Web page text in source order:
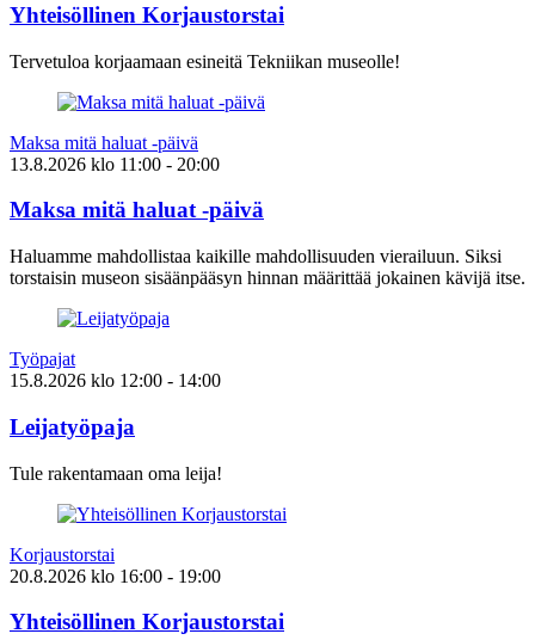
Yhteisöllinen Korjaustorstai
Tervetuloa korjaamaan esineitä Tekniikan museolle!
Maksa mitä haluat -päivä
13.8.2026 klo 11:00 - 20:00
Maksa mitä haluat -päivä
Haluamme mahdollistaa kaikille mahdollisuuden vierailuun. Siksi
torstaisin museon sisäänpääsyn hinnan määrittää jokainen kävijä itse.
Työpajat
15.8.2026 klo 12:00 - 14:00
Leijatyöpaja
Tule rakentamaan oma leija!
Korjaustorstai
20.8.2026 klo 16:00 - 19:00
Yhteisöllinen Korjaustorstai